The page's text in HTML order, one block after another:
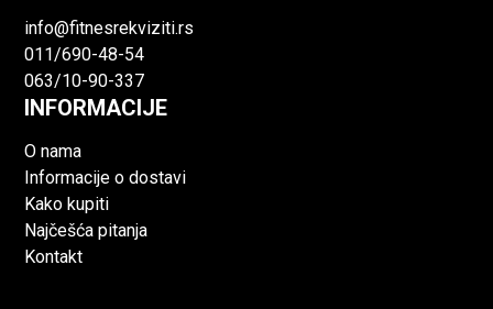
info@fitnesrekviziti.rs
011/690-48-54
063/10-90-337
INFORMACIJE
O nama
Informacije o dostavi
Kako kupiti
Najčešća pitanja
Kontakt